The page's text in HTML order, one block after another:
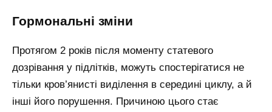
Гормональні зміни
Протягом 2 років після моменту статевого
дозрівання у підлітків, можуть спостерігатися не
тільки кров’янисті виділення в середині циклу, а й
інші його порушення. Причиною цього стає